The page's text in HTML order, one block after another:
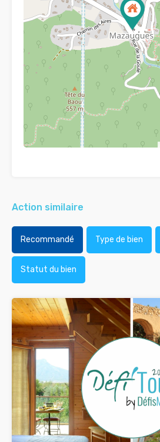
Action similaire
Recommandé Type de bien
Statut du bien